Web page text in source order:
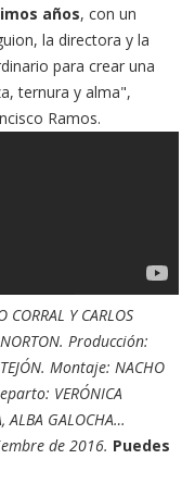
años, con un
la directora y la
para crear una
ternura y alma",
Ramos.
Y CARLOS
NORTON. Producción:
Montaje: NACHO
VERÓNICA
ALBA GALOCHA…
de 2016. Puedes